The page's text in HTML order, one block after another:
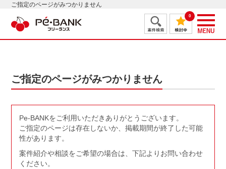
ご指定のページがみつかりません
0
ご指定のページがみつかりません
Pe-BANKをご利用いただきありがとうございます。
ご指定のページは存在しないか、掲載期間が終了した可能
性があります。
案件紹介や相談をご希望の場合は、下記よりお問い合わせ
ください。